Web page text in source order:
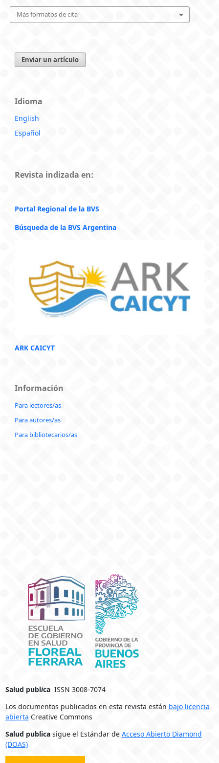
Más formatos de cita
Enviar un artículo
Idioma
English
Español
Revista indizada en:
Portal Regional de la BVS
Búsqueda de la BVS Argentina
ARK CAICYT
Información
Para lectores/as
Para autores/as
Para bibliotecarios/as
Salud publicaISSN 3008-7074
Los documentos publicados en esta revista están bajo licencia
abierta Creative Commons
Salud publicasigue el Estándar de Acceso Abierto Diamond
(DOAS)